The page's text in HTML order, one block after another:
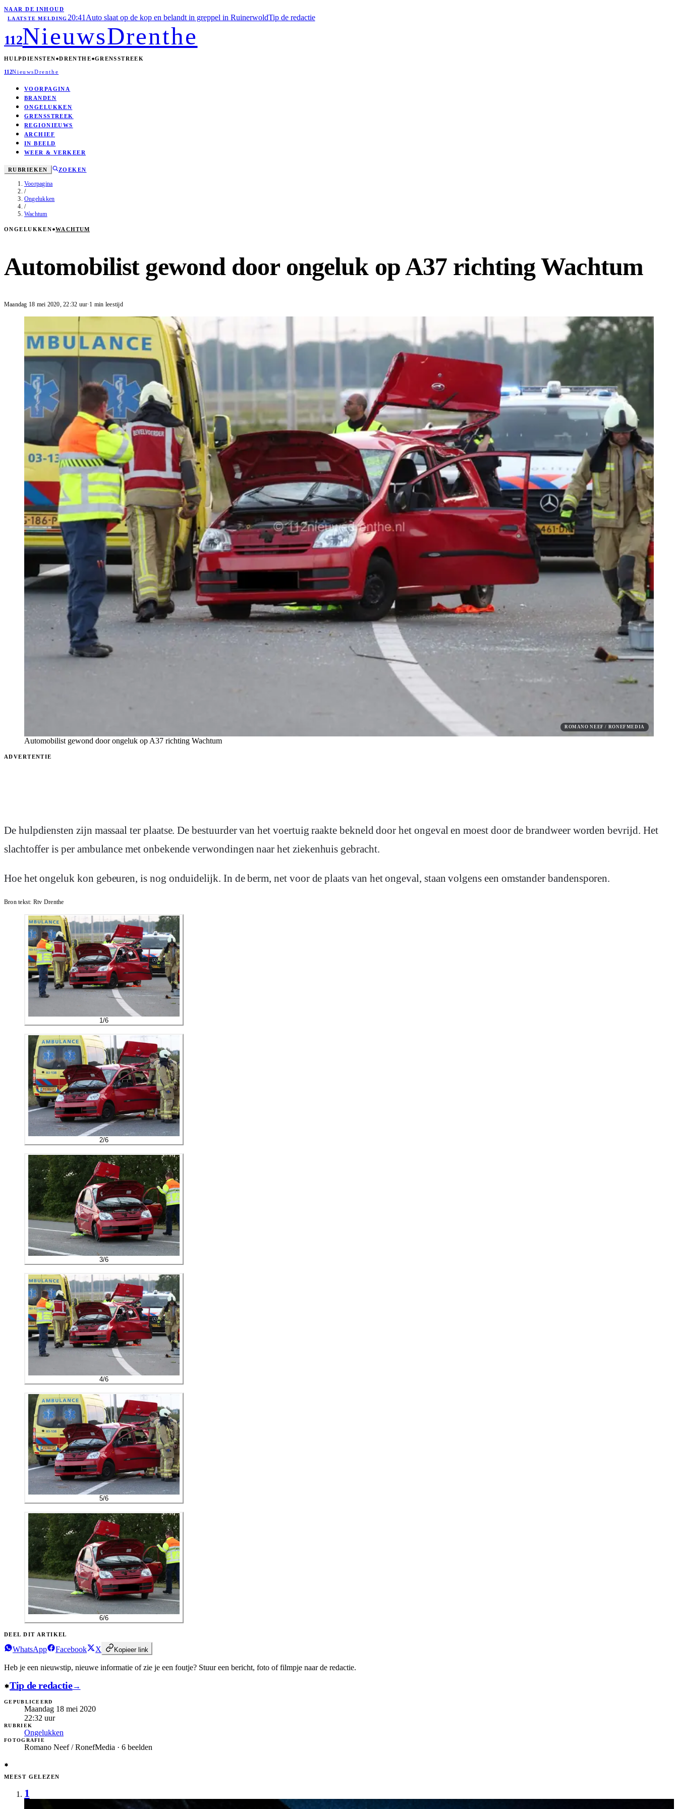
NAAR DE INHOUD
LAATSTE MELDING 20:41 Auto slaat op de kop en belandt in greppel in RuinerwoldTip de redactie
112NieuwsDrenthe
HULPDIENSTEN DRENTHE GRENSSTREEK
112NieuwsDrenthe
VOORPAGINA
BRANDEN
ONGELUKKEN
GRENSSTREEK
REGIONIEUWS
ARCHIEF
IN BEELD
WEER & VERKEER
RUBRIEKEN ZOEKEN
Voorpagina
/
Ongelukken
/
Wachtum
ONGELUKKEN WACHTUM
Automobilist gewond door ongeluk op A37 richting Wachtum
Maandag 18 mei 2020, 22:32 uur·1 min leestijd
ROMANO NEEF / RONEFMEDIA
Automobilist gewond door ongeluk op A37 richting Wachtum
ADVERTENTIE
De hulpdiensten zijn massaal ter plaatse. De bestuurder van het voertuig raakte bekneld door het ongeval en moest door de brandweer worden bevrijd. Het
slachtoffer is per ambulance met onbekende verwondingen naar het ziekenhuis gebracht.
Hoe het ongeluk kon gebeuren, is nog onduidelijk. In de berm, net voor de plaats van het ongeval, staan volgens een omstander bandensporen.
Bron tekst: Rtv Drenthe
1/6
2/6
3/6
4/6
5/6
6/6
DEEL DIT ARTIKEL
WhatsApp Facebook X Kopieer link
Heb je een nieuwstip, nieuwe informatie of zie je een foutje? Stuur een bericht, foto of filmpje naar de redactie.
Tip de redactie→
GEPUBLICEERD
Maandag 18 mei 2020
22:32 uur
RUBRIEK
Ongelukken
FOTOGRAFIE
Romano Neef / RonefMedia · 6 beelden
MEEST GELEZEN
1